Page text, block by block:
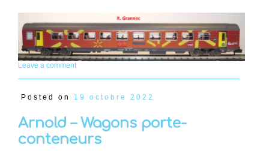
Leave a comment
Posted on 19 octobre 2022
Arnold – Wagons porte-
conteneurs